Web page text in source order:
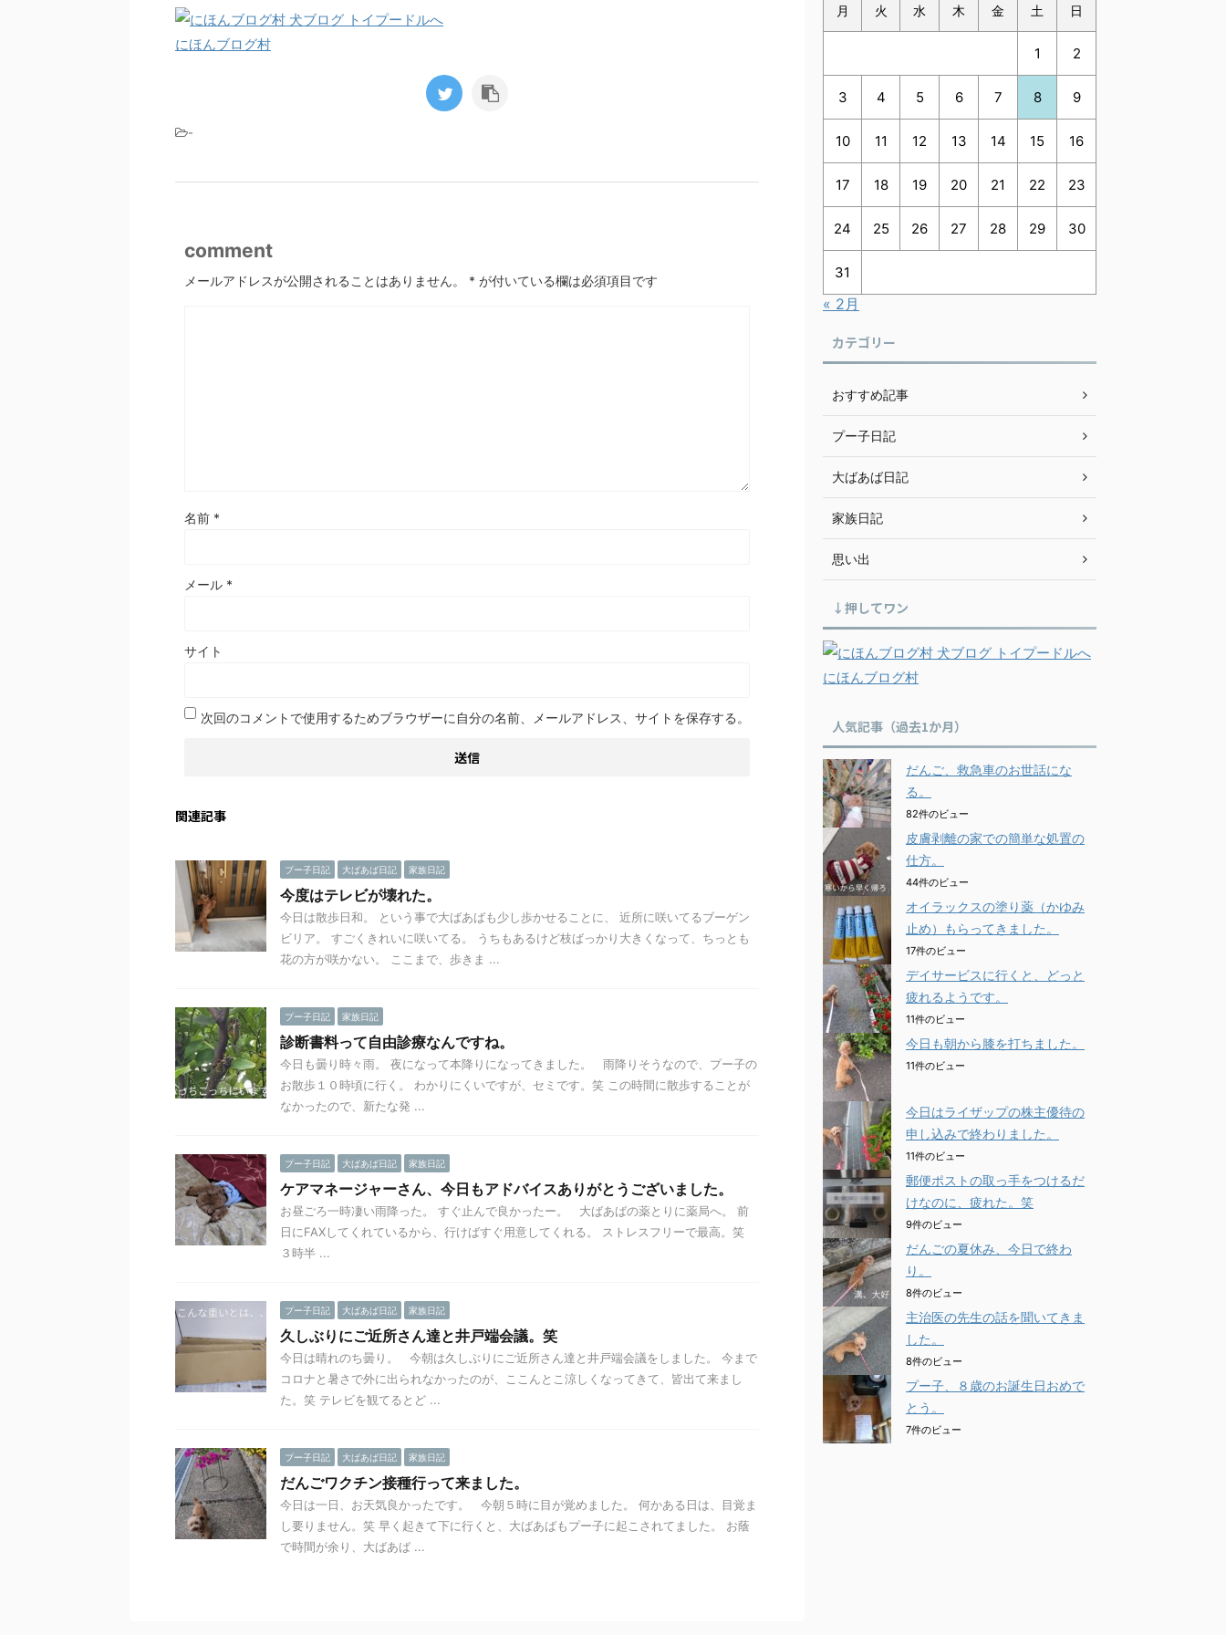
にほんブログ村
-
comment
メールアドレスが公開されることはありません。 * が付いている欄は必須項目です
名前 *
メール *
サイト
次回のコメントで使用するためブラウザーに自分の名前、メールアドレス、サイトを保存する。
関連記事
プー子日記 大ばあば日記 家族日記
今度はテレビが壊れた。
今日は散歩日和。 という事で大ばあばも少し歩かせることに、 近所に咲いてるブーゲン
ビリア。 すごくきれいに咲いてる。 うちもあるけど枝ばっかり大きくなって、ちっとも
花の方が咲かない。 ここまで、歩きま ...
プー子日記 家族日記
診断書料って自由診療なんですね。
今日も曇り時々雨。 夜になって本降りになってきました。 雨降りそうなので、プー子の
お散歩１０時頃に行く。 わかりにくいですが、セミです。笑 この時間に散歩することが
なかったので、新たな発 ...
プー子日記 大ばあば日記 家族日記
ケアマネージャーさん、今日もアドバイスありがとうございました。
お昼ごろ一時凄い雨降った。 すぐ止んで良かったー。 大ばあばの薬とりに薬局へ。 前
日にFAXしてくれているから、行けばすぐ用意してくれる。 ストレスフリーで最高。笑
３時半 ...
プー子日記 大ばあば日記 家族日記
久しぶりにご近所さん達と井戸端会議。笑
今日は晴れのち曇り。 今朝は久しぶりにご近所さん達と井戸端会議をしました。 今まで
コロナと暑さで外に出られなかったのが、ここんとこ涼しくなってきて、皆出て来まし
た。笑 テレビを観てるとど ...
プー子日記 大ばあば日記 家族日記
だんごワクチン接種行って来ました。
今日は一日、お天気良かったです。 今朝５時に目が覚めました。 何かある日は、目覚ま
し要りません。笑 早く起きて下に行くと、大ばあばもプー子に起こされてました。 お蔭
で時間が余り、大ばあば ...
月 火 水 木 金 土 日
1 2
3 4 5 6 7 8 9
10 11 12 13 14 15 16
17 18 19 20 21 22 23
24 25 26 27 28 29 30
31
« 2月
カテゴリー
おすすめ記事
プー子日記
大ばあば日記
家族日記
思い出
↓押してワン
にほんブログ村
人気記事（過去1か月）
だんご、救急車のお世話にな
る。
82件のビュー
皮膚剥離の家での簡単な処置の
仕方。
44件のビュー
オイラックスの塗り薬（かゆみ
止め）もらってきました。
17件のビュー
デイサービスに行くと、どっと
疲れるようです。
11件のビュー
今日も朝から膝を打ちました。
11件のビュー
今日はライザップの株主優待の
申し込みで終わりました。
11件のビュー
郵便ポストの取っ手をつけるだ
けなのに、疲れた。笑
9件のビュー
だんごの夏休み、今日で終わ
り。
8件のビュー
主治医の先生の話を聞いてきま
した。
8件のビュー
プー子、８歳のお誕生日おめで
とう。
7件のビュー